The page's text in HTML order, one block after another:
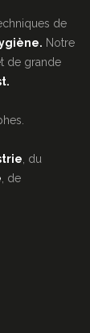
de
Notre
de grande
, du
, de